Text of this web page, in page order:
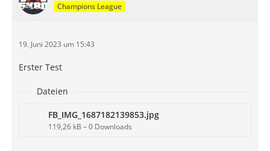
Champions League
19. Juni 2023 um 15:43
Erster Test
Dateien
FB_IMG_1687182139853.jpg
119,26 kB – 0 Downloads